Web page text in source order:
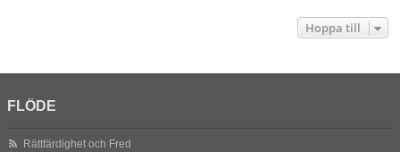
Hoppa till
FLÖDE
Rättfärdighet och Fred